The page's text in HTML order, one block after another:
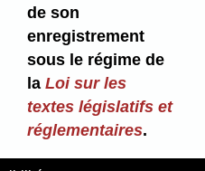
de son
enregistrement
sous le régime de
laLoi sur les
textes législatifs et
réglementaires.